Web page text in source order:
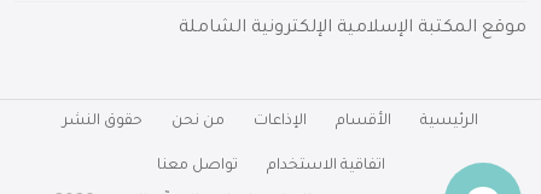
موقع المكتبة الإسلامية الإلكترونية الشاملة
الرئيسية الأقسام الإذاعات من نحن حقوق النشر
اتفاقية الاستخدام تواصل معنا